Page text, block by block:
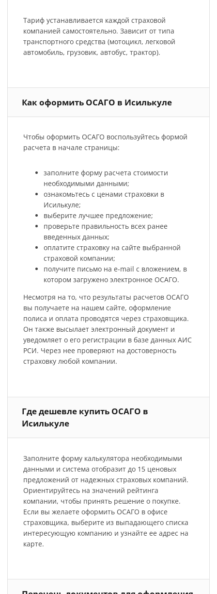
Тариф устанавливается каждой страховой
компанией самостоятельно. Зависит от типа
транспортного средства (мотоцикл, легковой
автомобиль, грузовик, автобус, трактор).
Как оформить ОСАГО в Исилькуле
Чтобы оформить ОСАГО воспользуйтесь формой
расчета в начале страницы:
заполните форму расчета стоимости
необходимыми данными;
ознакомьтесь с ценами страховки в
Исилькуле;
выберите лучшее предложение;
проверьте правильность всех ранее
введенных данных;
оплатите страховку на сайте выбранной
страховой компании;
получите письмо на e-mail с вложением, в
котором загружено электронное ОСАГО.
Несмотря на то, что результаты расчетов ОСАГО
вы получаете на нашем сайте, оформление
полиса и оплата проводятся через страховщика.
Он также высылает электронный документ и
уведомляет о его регистрации в базе данных АИС
РСИ. Через нее проверяют на достоверность
страховку любой компании.
Где дешевле купить ОСАГО в
Исилькуле
Заполните форму калькулятора необходимыми
данными и система отобразит до 15 ценовых
предложений от надежных страховых компаний.
Ориентируйтесь на значений рейтинга
компании, чтобы принять решение о покупке.
Если вы желаете оформить ОСАГО в офисе
страховщика, выберите из выпадающего списка
интересующую компанию и узнайте ее адрес на
карте.